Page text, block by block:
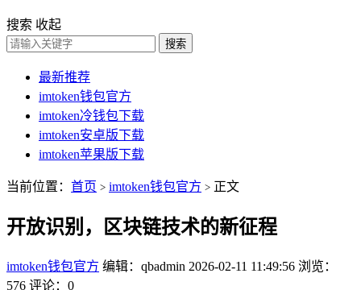
搜索 收起
搜索
最新推荐
imtoken钱包官方
imtoken冷钱包下载
imtoken安卓版下载
imtoken苹果版下载
当前位置： 首页 > imtoken钱包官方 > 正文
开放识别，区块链技术的新征程
imtoken钱包官方 编辑：qbadmin 2026-02-11 11:49:56 浏览：
576 评论：0